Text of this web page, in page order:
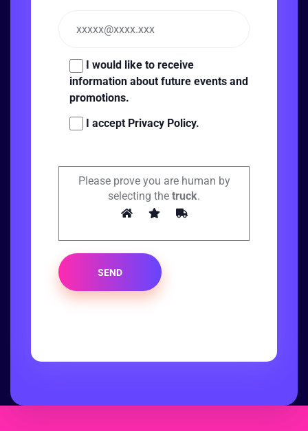
I would like to receive
information about future events and
promotions.
I accept Privacy Policy.
Please prove you are human by
selecting the truck.
SEND